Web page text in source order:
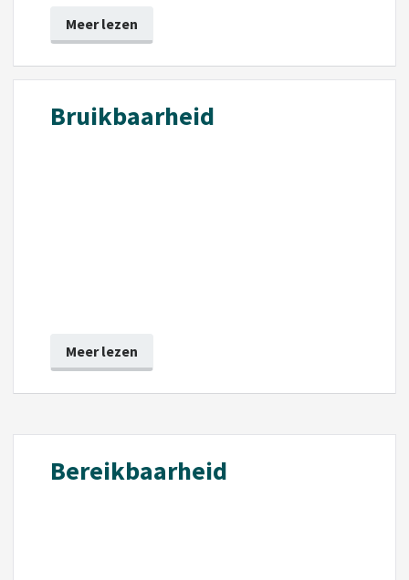
Meer lezen
Bruikbaarheid
Meer lezen
Bereikbaarheid